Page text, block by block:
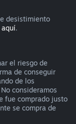
desistimiento
aquí.
el riesgo de
de conseguir
de los
consideramos
fue comprado justo
se compra de